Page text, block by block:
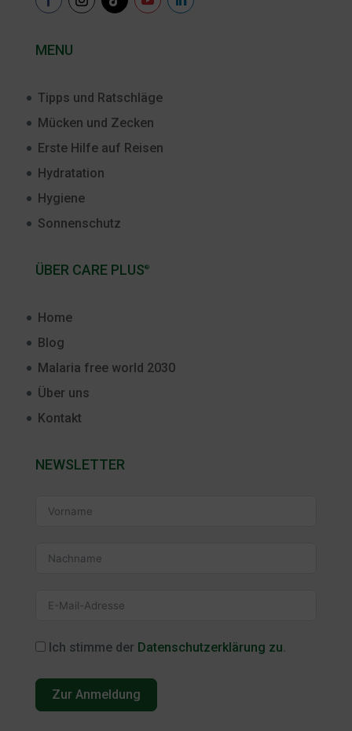
MENU
Tipps und Ratschläge
Mücken und Zecken
Erste Hilfe auf Reisen
Hydratation
Hygiene
Sonnenschutz
ÜBER CARE PLUS®
Home
Blog
Malaria free world 2030
Über uns
Kontakt
NEWSLETTER
Ich stimme der Datenschutzerklärung zu
Zur Anmeldung